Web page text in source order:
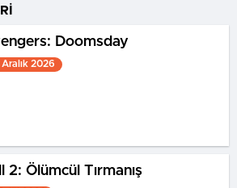
Doomsday
Aralık 2026
2: Ölümcül Tırmanış